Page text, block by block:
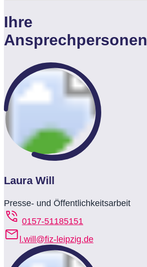
Ihre
Ansprechpersonen
Laura Will
Presse- und Öffentlichkeitsarbeit
0157-51185151
l.will@fiz-leipzig.de